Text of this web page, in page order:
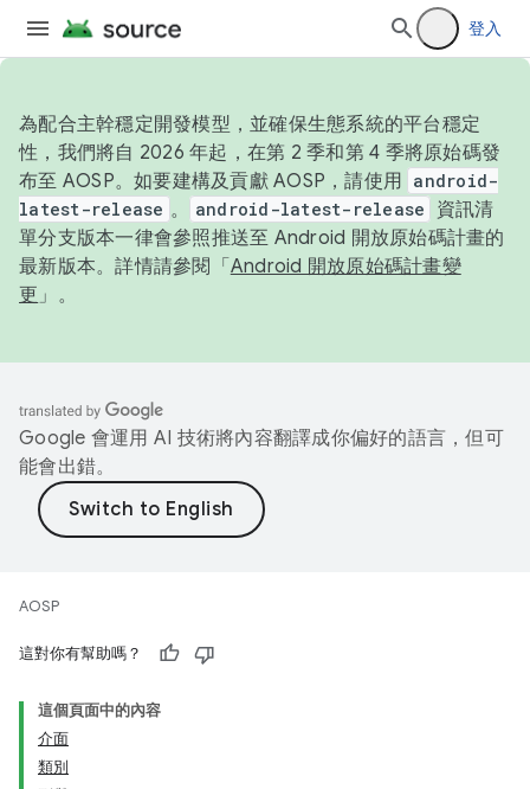
登入
為配合主幹穩定開發模型，並確保生態系統的平台穩定
性，我們將自 2026 年起，在第 2 季和第 4 季將原始碼發
布至 AOSP。如要建構及貢獻 AOSP，請使用 android-
latest-release 。 android-latest-release
資訊清
單分支版本一律會參照推送至 Android 開放原始碼計畫的
最新版本。詳情請參閱「 Android 開放原始碼計畫變
更 」。
Google 會運用 AI 技術將內容翻譯成你偏好的語言，但可
能會出錯。
AOSP
這對你有幫助嗎？
這個頁面中的內容
介面
類別